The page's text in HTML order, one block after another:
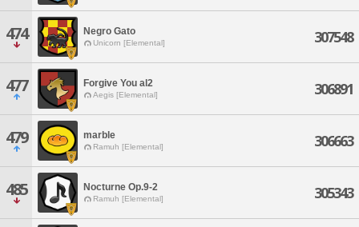
474 Negro Gato
Unicorn [Elemental] 307548
477 Forgive You al2
Aegis [Elemental] 306891
479 marble
Ramuh [Elemental] 306663
485 Nocturne Op.9-2
Ramuh [Elemental] 305343